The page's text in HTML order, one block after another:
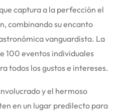
captura a la perfección el
combinando su encanto
vanguardista. La
100 eventos individuales
todos los gustos e intereses.
y el hermoso
en un lugar predilecto para